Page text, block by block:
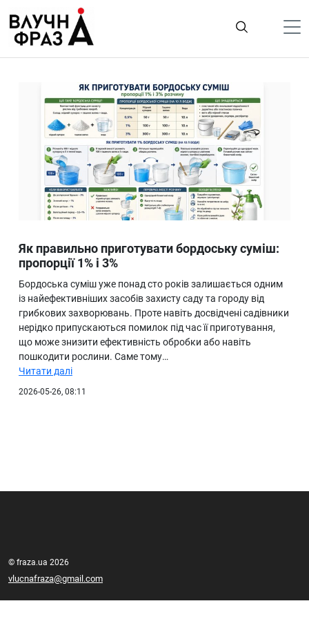
содержимому
Гроші
Життя
Лайфстайл
ТехноНаука
Людина
Ukraine
Про нас
Як правильно приготувати бордоську суміш:
пропорції 1% і 3%
Бордоська суміш уже понад сто років залишається одним
із найефективніших засобів захисту саду та городу від
грибкових захворювань. Проте навіть досвідчені садівники
нерідко припускаються помилок під час її приготування,
що може знизити ефективність обробки або навіть
пошкодити рослини. Саме тому…
Читати далі
2026-05-26, 08:11
© fraza.ua 2026
vlucnafraza@gmail.com